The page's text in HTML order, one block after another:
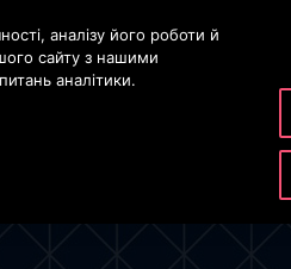
аналізу його роботи й
сайту з нашими
аналітики.